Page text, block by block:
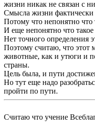
жизни никак не связан с
Смысла жизни фактически
Потому что непонятно что
И еще непонятно что
Нет точного определения
Поэтому считаю, что этот
животные, как и утюги и
страны.
Цель была, и пути
Но тут еще надо
пройти по пути.
Считаю что учение